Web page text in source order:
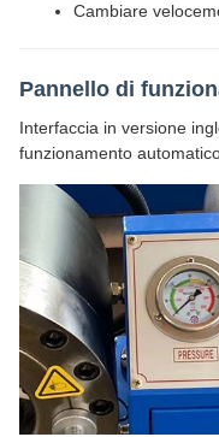
Cambiare
Pannello di
Interfaccia in versione
funzionamento